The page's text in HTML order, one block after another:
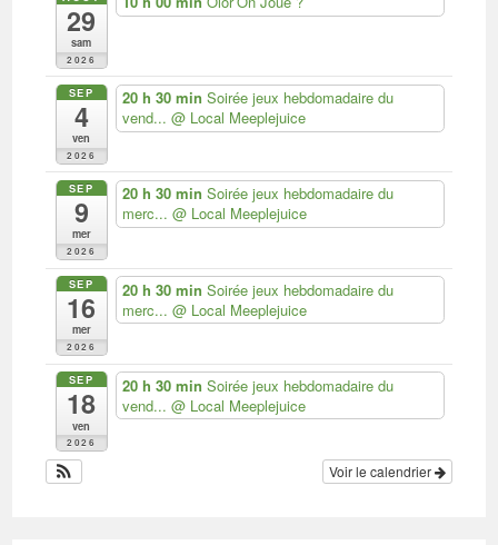
29
sam
2026
SEP
4
ven
2026
20 h 30 min Soirée jeux hebdomadaire du
vend... @ Local Meeplejuice
SEP
9
mer
2026
20 h 30 min Soirée jeux hebdomadaire du
merc... @ Local Meeplejuice
SEP
16
mer
2026
20 h 30 min Soirée jeux hebdomadaire du
merc... @ Local Meeplejuice
SEP
18
ven
2026
20 h 30 min Soirée jeux hebdomadaire du
vend... @ Local Meeplejuice
Voir le calendrier